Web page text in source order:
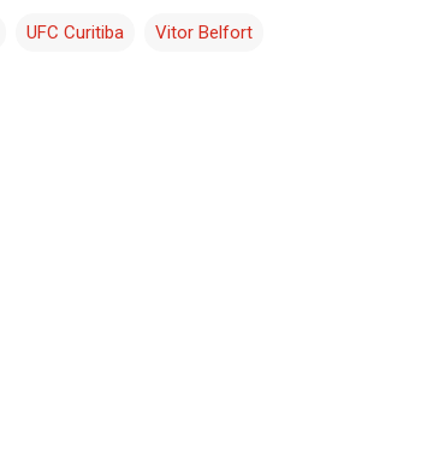
UFC Curitiba Vitor Belfort